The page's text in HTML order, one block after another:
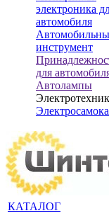
электроника
автомобиля
инструмент
для
Автолампы
КАТАЛОГ